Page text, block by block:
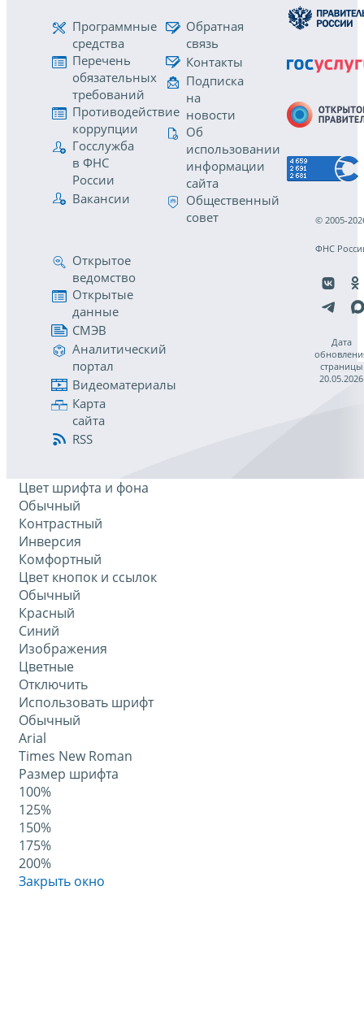
Программные
средства
Перечень
обязательных
требований
Противодействие
коррупции
Госслужба
в ФНС
России
Вакансии
Обратная
связь
Контакты
Подписка
на
новости
Об
использовании
информации
сайта
Общественный
совет
Открытое
ведомство
Открытые
данные
СМЭВ
Аналитический
портал
Видеоматериалы
Карта
сайта
RSS
© 2005-
ФНС
Дата
страницы
20.05.2026
Цвет шрифта и фона
Обычный
Контрастный
Инверсия
Комфортный
Цвет кнопок и ссылок
Обычный
Красный
Синий
Изображения
Цветные
Отключить
Использовать шрифт
Обычный
Arial
Times New Roman
Размер шрифта
100%
125%
150%
175%
200%
Закрыть окно